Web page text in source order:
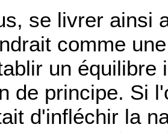
se livrer ainsi
comme
un équilibre
de principe. Si
d'infléchir la